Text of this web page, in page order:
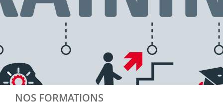
NOS FORMATIONS